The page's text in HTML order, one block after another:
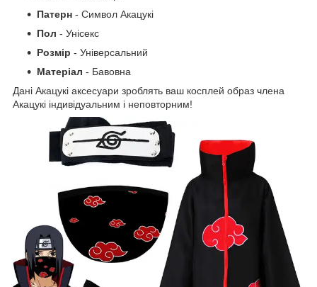
Патерн - Символ Акацукі
Пол - Унісекс
Розмір - Універсальний
Матеріал - Бавовна
Дані Акацукі аксесуари зроблять ваш косплей образ члена
Акацукі індивідуальним і неповторним!